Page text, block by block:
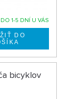
1-5 DNÍ U VÁS
bicyklov